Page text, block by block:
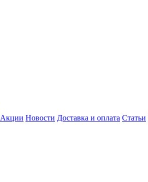
Акции Новости Доставка и оплата Статьи